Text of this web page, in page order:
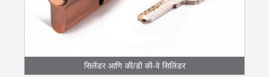
सिलेंडर आणि की/डी की-वे सिलिंडर